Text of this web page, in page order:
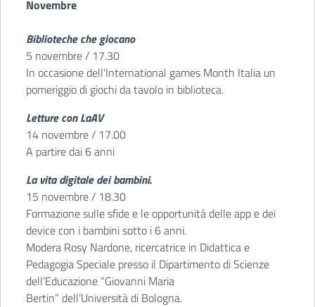
Novembre
Biblioteche che giocano
5 novembre / 17.30
In occasione dell’International games Month Italia un
pomeriggio di giochi da tavolo in biblioteca.
Letture con LaAV
14 novembre / 17.00
A partire dai 6 anni
La vita digitale dei bambini.
15 novembre / 18.30
Formazione sulle sfide e le opportunità delle app e dei
device con i bambini sotto i 6 anni.
Modera Rosy Nardone, ricercatrice in Didattica e
Pedagogia Speciale presso il Dipartimento di Scienze
dell’Educazione “Giovanni Maria
Bertin” dell’Università di Bologna.